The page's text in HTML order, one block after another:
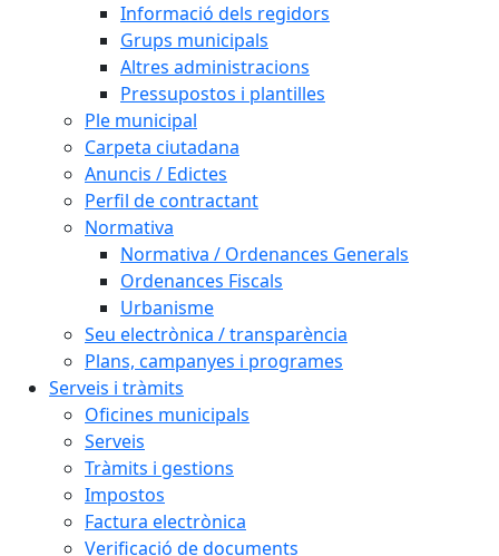
Informació dels regidors
Grups municipals
Altres administracions
Pressupostos i plantilles
Ple municipal
Carpeta ciutadana
Anuncis / Edictes
Perfil de contractant
Normativa
Normativa / Ordenances Generals
Ordenances Fiscals
Urbanisme
Seu electrònica / transparència
Plans, campanyes i programes
Serveis i tràmits
Oficines municipals
Serveis
Tràmits i gestions
Impostos
Factura electrònica
Verificació de documents